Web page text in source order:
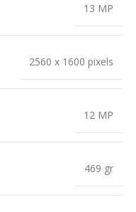
13 MP
2560 x 1600 pixels
12 MP
469 gr